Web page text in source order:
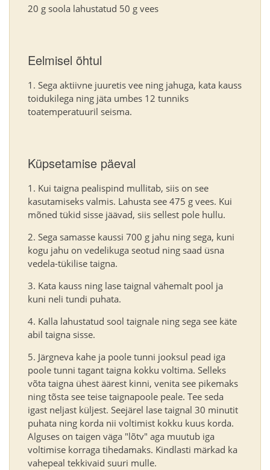
20 g soola lahustatud 50 g vees
Eelmisel õhtul
Sega aktiivne juuretis vee ning jahuga, kata kauss
toidukilega ning jäta umbes 12 tunniks
toatemperatuuril seisma.
Küpsetamise päeval
Kui taigna pealispind mullitab, siis on see
kasutamiseks valmis. Lahusta see 475 g vees. Kui
mõned tükid sisse jäävad, siis sellest pole hullu.
Sega samasse kaussi 700 g jahu ning sega, kuni
kogu jahu on vedelikuga seotud ning saad üsna
vedela-tükilise taigna.
Kata kauss ning lase taignal vähemalt pool ja
kuni neli tundi puhata.
Kalla lahustatud sool taignale ning sega see käte
abil taigna sisse.
Järgneva kahe ja poole tunni jooksul pead iga
poole tunni tagant taigna kokku voltima. Selleks
võta taigna ühest äärest kinni, venita see pikemaks
ning tõsta see teise taignapoole peale. Tee seda
igast neljast küljest. Seejärel lase taignal 30 minutit
puhata ning korda nii voltimist kokku kuus korda.
Alguses on taigen väga "lõtv" aga muutub iga
voltimise korraga tihedamaks. Kindlasti märkad ka
vahepeal tekkivaid suuri mulle.